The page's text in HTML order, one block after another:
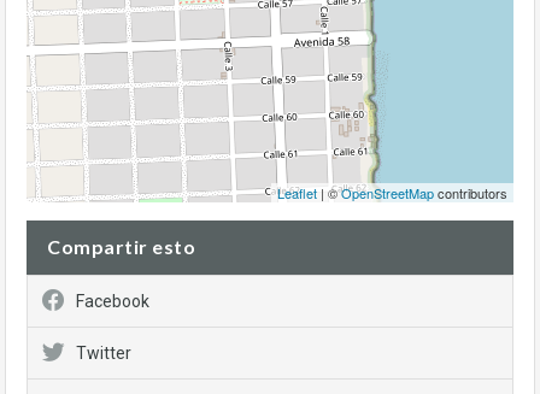
Leaflet | ©OpenStreetMapcontributors
Compartir esto
Facebook
Twitter